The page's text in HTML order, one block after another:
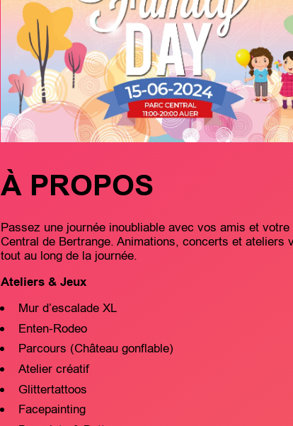
À PROPOS
Passez une journée inoubliable avec vos amis et
Central de Bertrange. Animations, concerts et ateliers
tout au long de la journée.
Ateliers & Jeux
Mur d’escalade XL
Enten-Rodeo
Parcours (Château gonflable)
Atelier créatif
Glittertattoos
Facepainting